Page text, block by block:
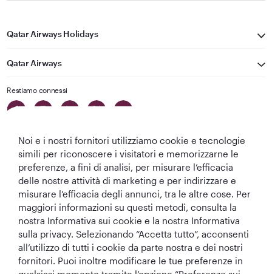
Qatar Airways Holidays
Qatar Airways
Restiamo connessi
Migliore
Compagnia aerea
del Medio
Oriente
Migliore
Compagnia
Aerea del Mondo
Migliore Business
Class del Mondo
Migliore Lounge
di Business Class
del Mondo
Noi e i nostri fornitori utilizziamo cookie e tecnologie
simili per riconoscere i visitatori e memorizzarne le
preferenze, a fini di analisi, per misurare l’efficacia
delle nostre attività di marketing e per indirizzare e
misurare l’efficacia degli annunci, tra le altre cose. Per
maggiori informazioni su questi metodi, consulta la
nostra Informativa sui cookie e la nostra Informativa
sulla privacy. Selezionando “Accetta tutto”, acconsenti
all’utilizzo di tutti i cookie da parte nostra e dei nostri
fornitori. Puoi inoltre modificare le tue preferenze in